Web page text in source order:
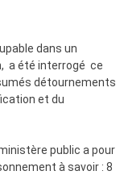
dans un
a été interrogé ce
détournements
et du
public a pour
à savoir : 8